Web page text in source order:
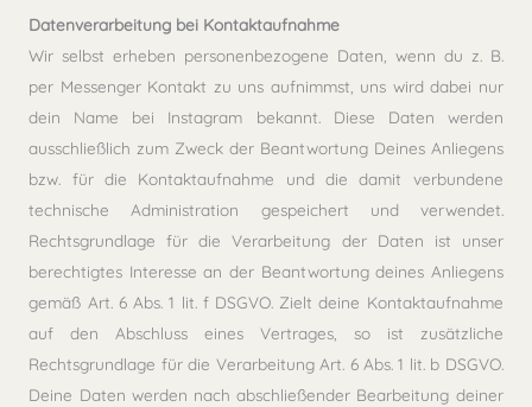
Datenverarbeitung bei Kontaktaufnahme
Wir selbst erheben personenbezogene Daten, wenn du z. B.
per Messenger Kontakt zu uns aufnimmst, uns wird dabei nur
dein Name bei Instagram bekannt. Diese Daten werden
ausschließlich zum Zweck der Beantwortung Deines Anliegens
bzw. für die Kontaktaufnahme und die damit verbundene
technische Administration gespeichert und verwendet.
Rechtsgrundlage für die Verarbeitung der Daten ist unser
berechtigtes Interesse an der Beantwortung deines Anliegens
gemäß Art. 6 Abs. 1 lit. f DSGVO. Zielt deine Kontaktaufnahme
auf den Abschluss eines Vertrages, so ist zusätzliche
Rechtsgrundlage für die Verarbeitung Art. 6 Abs. 1 lit. b DSGVO.
Deine Daten werden nach abschließender Bearbeitung deiner